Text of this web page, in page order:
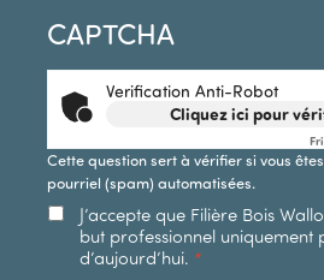
CAPTCHA
Verification Anti-Robot
Cliquez ici pour
Cette question sert à vérifier si vous
pourriel (spam) automatisées.
J’accepte que Filière Bois
but professionnel
d’aujourd’hui.